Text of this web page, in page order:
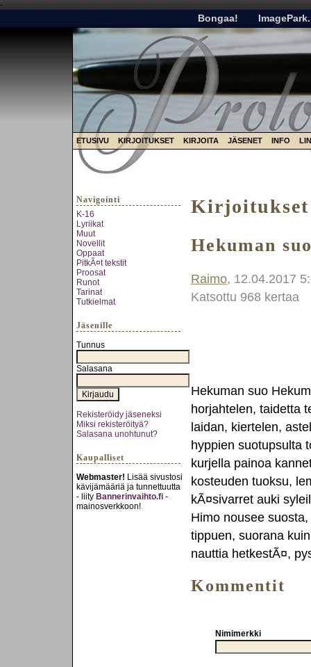
-
Bongaa!
ETUSIVU KIRJOITUKSET KIRJOITA JÄSENET INFO
Navigointi
K-16
Lyriikat
Muut
Novellit
Oppaat
PitkÃ¤t tekstit
Proosat
Runot
Tarinat
Tutkielmat
Jäsenille
Tunnus
Salasana
Rekisteröidy jäseneksi
Miksi rekisteröityä?
Salasana unohtunut?
Kaupalliset
Webmaster! Lisää sivustosi
kävijämääriä ja tunnettuutta
- liity Bannerinvaihto.fi -
mainosverkkoon!
Kirjoitukset
Hekuman
Raimo, 12.04.2017
Katsottu 968 kertaa
Hekuman suo
horjahtelen, taidetta
laidan, kiertelen,
hyppien suotupsulta
kurjella painoa
kosteuden tuoksu,
kÃ¤sivarret auki
Himo nousee
tippuen, suorana
nauttia hetkestÃ¤,
Kommentit
Nimimerkki